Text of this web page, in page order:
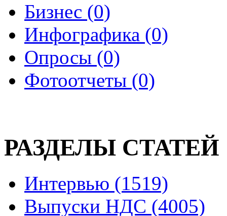
Бизнес (0)
Инфографика (0)
Опросы (0)
Фотоотчеты (0)
РАЗДЕЛЫ СТАТЕЙ
Интервью (1519)
Выпуски НДС (4005)